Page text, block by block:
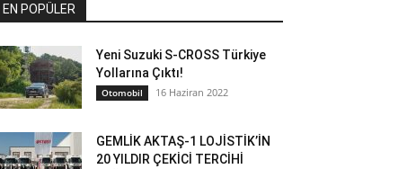
EN POPÜLER
Yeni Suzuki S-CROSS Türkiye
Yollarına Çıktı!
Otomobil 16 Haziran 2022
GEMLİK AKTAŞ-1 LOJİSTİK’İN
20 YILDIR ÇEKİCİ TERCİHİ